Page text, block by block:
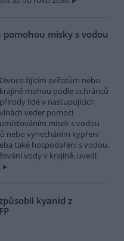
misky s vodou
Divoce žijícím zvířatům nebo
krajině mohou podle ochránců
přírody lidé v nastupujících
vlnách veder pomoci
umísťováním misek s vodou
nebo vynecháním kypření
také hospodaření s vodou,
vody v krajině, uvedl
kyanid z